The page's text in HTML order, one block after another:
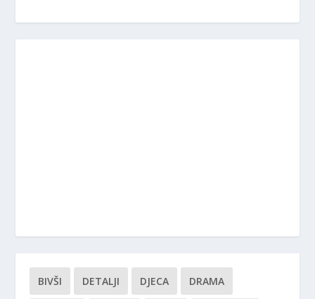
BIVŠI DETALJI DJECA DRAMA